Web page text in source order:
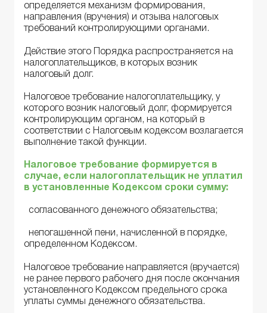
определяется механизм формирования,
направления (вручения) и отзыва налоговых
требований контролирующими органами.
Действие этого Порядка распространяется на
налогоплательщиков, в которых возник
налоговый долг.
Налоговое требование налогоплательщику, у
которого возник налоговый долг, формируется
контролирующим органом, на который в
соответствии с Налоговым кодексом возлагается
выполнение такой функции.
Налоговое требование формируется в
случае, если налогоплательщик не уплатил
в установленные Кодексом сроки сумму:
согласованного денежного обязательства;
непогашенной пени, начисленной в порядке,
определенном Кодексом.
Налоговое требование направляется (вручается)
не ранее первого рабочего дня после окончания
установленного Кодексом предельного срока
уплаты суммы денежного обязательства.